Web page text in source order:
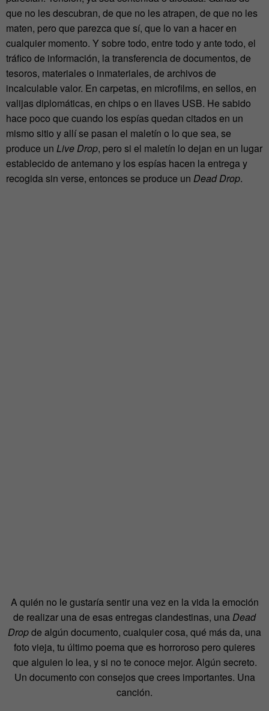
que no les descubran, de que no les atrapen, de que no les
maten, pero que parezca que sí, que lo van a hacer en
cualquier momento. Y sobre todo, entre todo y ante todo, el
tráfico de información, la transferencia de documentos, de
tesoros, materiales o inmateriales, de archivos de
incalculable valor. En carpetas, en microfilms, en sellos, en
valijas diplomáticas, en chips o en llaves USB. He sabido
hace poco que cuando los espías quedan citados en un
mismo sitio y allí se pasan el maletín o lo que sea, se
produce un Live Drop, pero si el maletín lo dejan en un lugar
establecido de antemano y los espías hacen la entrega y
recogida sin verse, entonces se produce un Dead Drop.
A quién no le gustaría sentir una vez en la vida la emoción
de realizar una de esas entregas clandestinas, unaDead
Dropde algún documento, cualquier cosa, qué más da, una
foto vieja, tu último poema que es horroroso pero quieres
que alguien lo lea, y si no te conoce mejor. Algún secreto.
Un documento con consejos que crees importantes. Una
canción.